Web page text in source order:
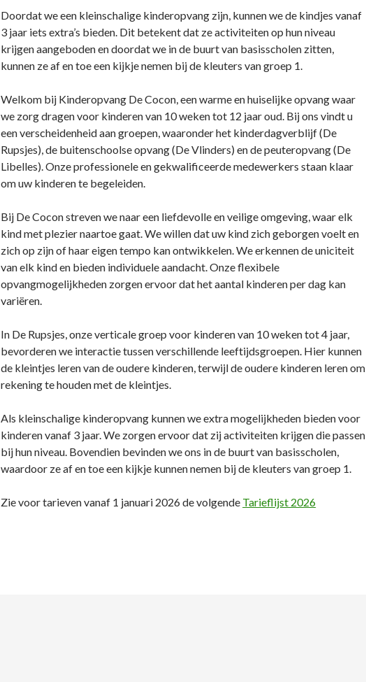
Doordat we een kleinschalige kinderopvang zijn, kunnen we de kindjes vanaf
3 jaar iets extra’s bieden. Dit betekent dat ze activiteiten op hun niveau
krijgen aangeboden en doordat we in de buurt van basisscholen zitten,
kunnen ze af en toe een kijkje nemen bij de kleuters van groep 1.
Welkom bij Kinderopvang De Cocon, een warme en huiselijke opvang waar
we zorg dragen voor kinderen van 10 weken tot 12 jaar oud. Bij ons vindt u
een verscheidenheid aan groepen, waaronder het kinderdagverblijf (De
Rupsjes), de buitenschoolse opvang (De Vlinders) en de peuteropvang (De
Libelles). Onze professionele en gekwalificeerde medewerkers staan klaar
om uw kinderen te begeleiden.
Bij De Cocon streven we naar een liefdevolle en veilige omgeving, waar elk
kind met plezier naartoe gaat. We willen dat uw kind zich geborgen voelt en
zich op zijn of haar eigen tempo kan ontwikkelen. We erkennen de uniciteit
van elk kind en bieden individuele aandacht. Onze flexibele
opvangmogelijkheden zorgen ervoor dat het aantal kinderen per dag kan
variëren.
In De Rupsjes, onze verticale groep voor kinderen van 10 weken tot 4 jaar,
bevorderen we interactie tussen verschillende leeftijdsgroepen. Hier kunnen
de kleintjes leren van de oudere kinderen, terwijl de oudere kinderen leren om
rekening te houden met de kleintjes.
Als kleinschalige kinderopvang kunnen we extra mogelijkheden bieden voor
kinderen vanaf 3 jaar. We zorgen ervoor dat zij activiteiten krijgen die passen
bij hun niveau. Bovendien bevinden we ons in de buurt van basisscholen,
waardoor ze af en toe een kijkje kunnen nemen bij de kleuters van groep 1.
Zie voor tarieven vanaf 1 januari 2026 de volgende Tarieflijst 2026